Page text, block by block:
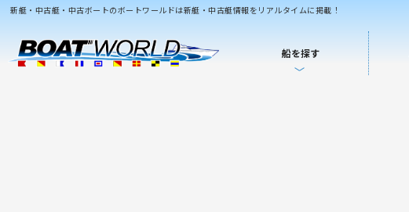
新艇・中古艇・中古ボートのボートワールドは新艇・中古艇情報をリアルタイムに掲載！
船を探す